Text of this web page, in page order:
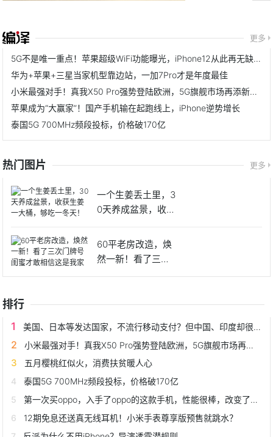
更多
5G不是唯一重点！苹果超级WiFi功能曝光，iPhone12从此再无缺点
华为+苹果+三星当家机型靠边站，一加7Pro才是年度最佳
小米最强对手！真我X50 Pro强势登陆欧洲，5G旗舰市场再添新标杆
苹果成为“大赢家”！国产手机输在起跑线上，iPhone逆势增长
泰国5G 700MHz频段投标，价格破170亿
热门图片 更多
一个生姜丢土里，3
0天养成盆景，收获
60平老房改造，焕
然一新！看了三次
门牌号
排行
美国、日本等发达国家，不流行移动支付？但中国、印度却很流行？
小米最强对手！真我X50 Pro强势登陆欧洲，5G旗舰市场再添新标杆
五月樱桃红似火，消费扶贫暖人心
泰国5G 700MHz频段投标，价格破170亿
第一次买oppo，入手了oppo的这款手机，性能很棒，改变了我的看法
12期免息还送真无线耳机！小米手表尊享版预售就跳水？